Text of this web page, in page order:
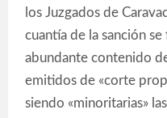
los Juzgados de
cuantía de la sanción
abundante contenido
emitidos de «corte
siendo «minoritarias»